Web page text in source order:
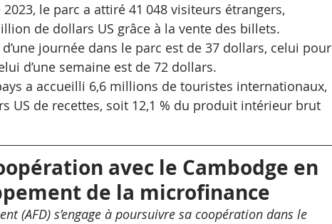
le parc a attiré 41 048 visiteurs étrangers,
de dollars US grâce à la vente des billets.
journée dans le parc est de 37 dollars, celui pour
d’une semaine est de 72 dollars.
a accueilli 6,6 millions de touristes internationaux,
US de recettes, soit 12,1 % du produit intérieur brut
avec le Cambodge en
de la microfinance
(AFD) s’engage à poursuivre sa coopération dans le